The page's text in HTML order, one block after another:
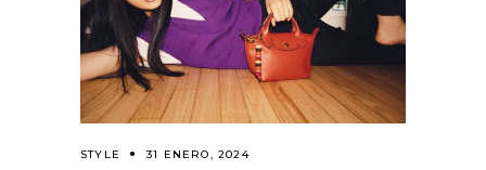
STYLE 31 ENERO, 2024